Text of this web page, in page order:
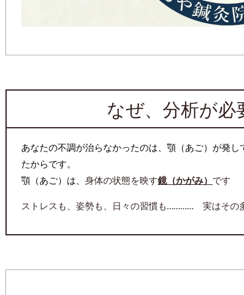
なぜ、分析が必
あなたの不調が治らなかったのは、顎（あご） が発し
たからです。
顎（あご）は、身体の状態を映す鏡（かがみ） です
ストレスも、姿勢も、日々の習慣も………… 実はその